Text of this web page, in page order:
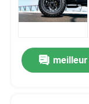
Chariot de golf